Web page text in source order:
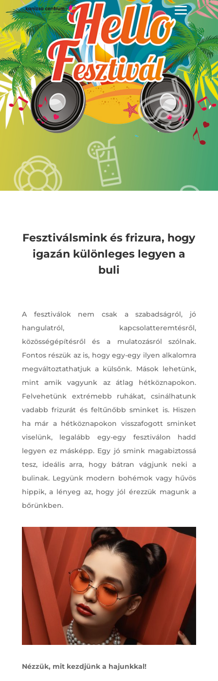
Fesztiválsmink és frizura, hogy
igazán különleges legyen a
buli
A fesztiválok nem csak a szabadságról, jó
hangulatról, kapcsolatteremtésről,
közösségépítésről és a mulatozásról szólnak.
Fontos részük az is, hogy egy-egy ilyen alkalomra
megváltoztathatjuk a külsőnk. Mások lehetünk,
mint amik vagyunk az átlag hétköznapokon.
Felvehetünk extrémebb ruhákat, csinálhatunk
vadabb frizurát és feltűnőbb sminket is. Hiszen
ha már a hétköznapokon visszafogott sminket
viselünk, legalább egy-egy fesztiválon hadd
legyen ez másképp. Egy jó smink magabiztossá
tesz, ideális arra, hogy bátran vágjunk neki a
bulinak. Legyünk modern bohémok vagy hűvös
hippik, a lényeg az, hogy jól érezzük magunk a
bőrünkben.
Nézzük, mit kezdjünk a hajunkkal!